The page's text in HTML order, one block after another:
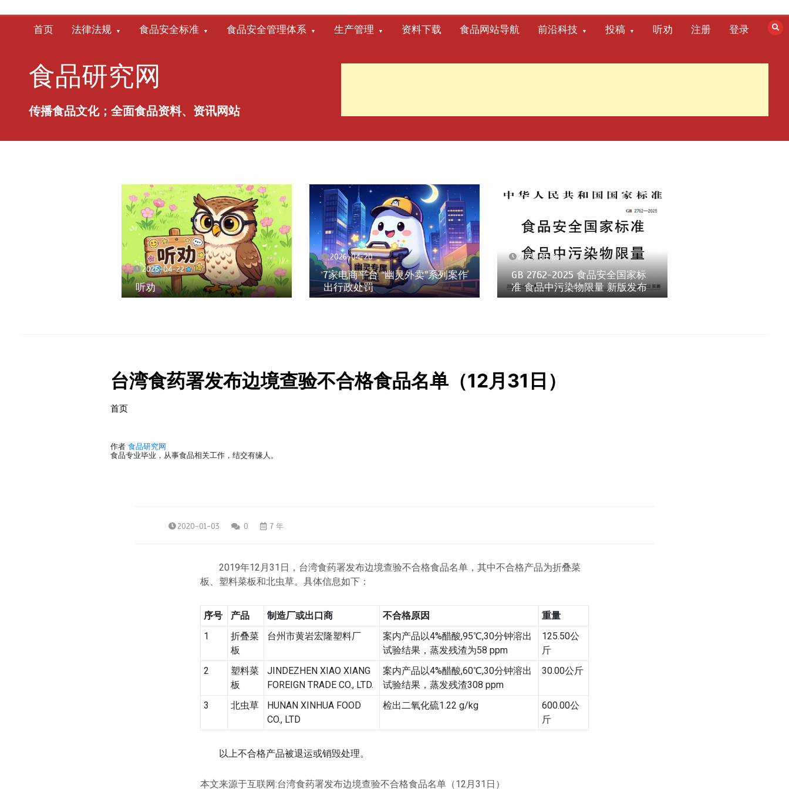
首页 法律法规 食品安全标准 食品安全管理体系 生产管理 资料下载 食品网站导航 前沿科技 投稿 听劝 注册 登录
食品研究网
传播食品文化；全面食品资料、资讯网站
2026-04-22
听劝
2026-04-20
7家电商平台 “幽灵外卖”系列案作
出行政处罚
2025-09-25
GB 2762-2025 食品安全国家标
准 食品中污染物限量 新版发布
台湾食药署发布边境查验不合格食品名单（12月31日）
首页
作者食品研究网
食品专业毕业，从事食品相关工作，结交有缘人。
2020-01-03 0 7 年
2019年12月31日，台湾食药署发布边境查验不合格食品名单，其中不合格产品为折叠菜
板、塑料菜板和北虫草。具体信息如下：
序号 产品 制造厂或出口商 不合格原因
重量
1
折叠菜
板
台州市黄岩宏隆塑料厂
案内产品以4%醋酸,95℃,30分钟溶出
试验结果，蒸发残渣为58 ppm
125.50公
斤
2
塑料菜
板
JINDEZHEN XIAO XIANG
FOREIGN TRADE CO., LTD.
案内产品以4%醋酸,60℃,30分钟溶出
试验结果，蒸发残渣308 ppm
30.00公斤
3 北虫草
HUNAN XINHUA FOOD
CO., LTD
检出二氧化硫1.22 g/kg
600.00公
斤
以上不合格产品被退运或销毁处理。
本文来源于互联网:台湾食药署发布边境查验不合格食品名单（12月31日）